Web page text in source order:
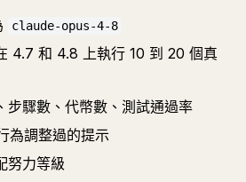
claude-opus-4-8
4.7 和 4.8 上執行 10 到 20 個真
步驟數、代幣數、測試通過率
為調整過的提示
努力等級